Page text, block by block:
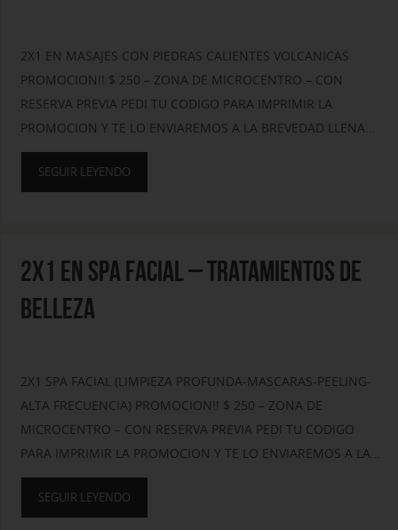
2X1 EN MASAJES CON PIEDRAS CALIENTES VOLCANICAS
PROMOCION!! $ 250 – ZONA DE MICROCENTRO – CON
RESERVA PREVIA PEDI TU CODIGO PARA IMPRIMIR LA
PROMOCION Y TE LO ENVIAREMOS A LA BREVEDAD LLENA…
SEGUIR LEYENDO
2X1 EN SPA FACIAL – TRATAMIENTOS DE
BELLEZA
2X1 SPA FACIAL (LIMPIEZA PROFUNDA-MASCARAS-PEELING-
ALTA FRECUENCIA) PROMOCION!! $ 250 – ZONA DE
MICROCENTRO – CON RESERVA PREVIA PEDI TU CODIGO
PARA IMPRIMIR LA PROMOCION Y TE LO ENVIAREMOS A LA…
SEGUIR LEYENDO